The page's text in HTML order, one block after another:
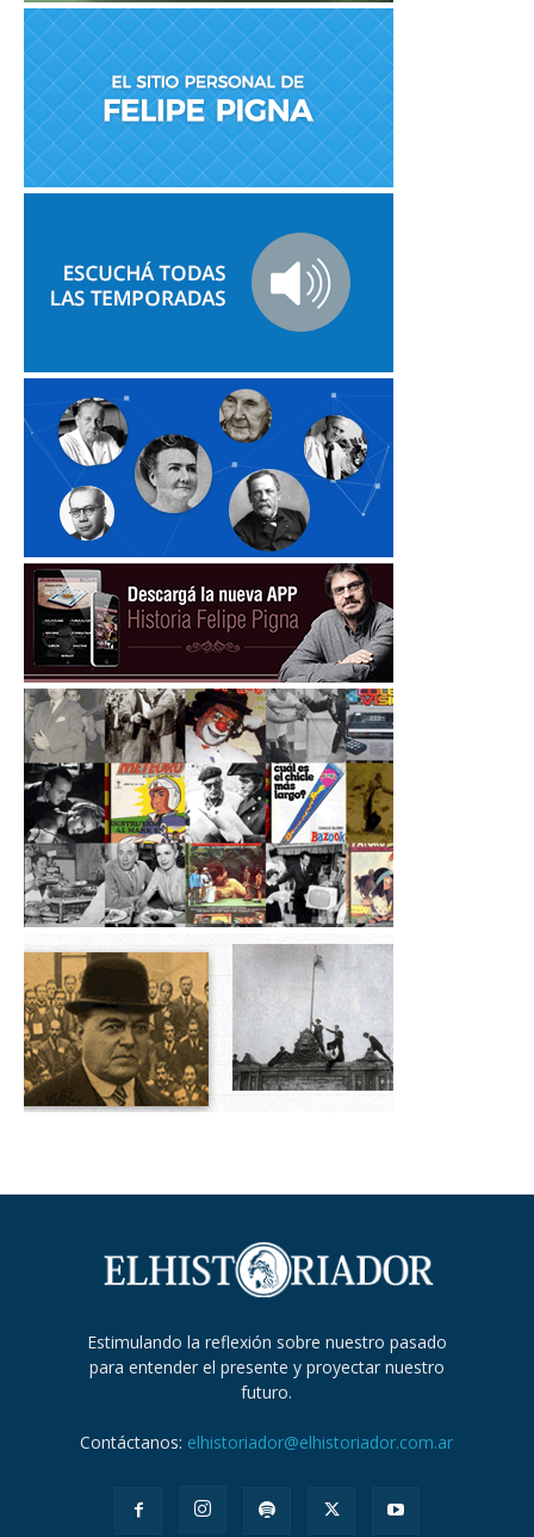
Estimulando la reflexión sobre nuestro pasado
para entender el presente y proyectar nuestro
futuro.
Contáctanos: elhistoriador@elhistoriador.com.ar